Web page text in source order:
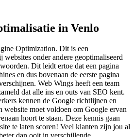
in Venlo
Optimization. Dit is een
websites onder andere geoptimaliseerd
Dit leidt ertoe dat een pagina
en dus bovenaan de eerste pagina
Web Wings heeft een team
dat alle ins en outs van SEO kent.
kennen de Google richtlijnen en
website moet voldoen om Google ervan
hoort te staan. Deze kennis gaan
te laten scoren! Veel klanten zijn jou al
dan ooit in verschillende